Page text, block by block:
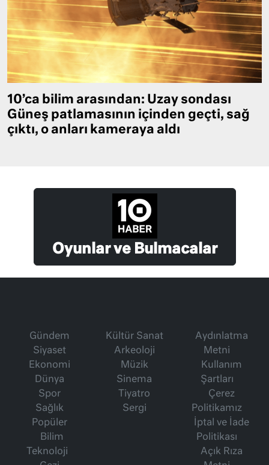
10’ca bilim arasından: Uzay sondası
Güneş patlamasının içinden geçti, sağ
çıktı, o anları kameraya aldı
Oyunlar ve Bulmacalar
Gündem
Siyaset
Ekonomi
Dünya
Spor
Sağlık
Popüler
Bilim
Teknoloji
Kültür Sanat
Arkeoloji
Müzik
Sinema
Tiyatro
Sergi
Aydınlatma
Metni
Kullanım
Şartları
Çerez
Politikamız
İptal ve İade
Politikası
Açık Rıza